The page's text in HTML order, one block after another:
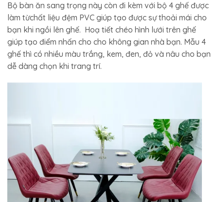
Bộ bàn ăn sang trọng này còn đi kèm với bộ 4 ghế được
làm từchất liệu đệm PVC giúp tạo được sự thoải mái cho
bạn khi ngồi lên ghế. Hoạ tiết chéo hình lưới trên ghế
giúp tạo điểm nhấn cho cho không gian nhà bạn. Mẫu 4
ghế thì có nhiều màu trắng, kem, đen, đỏ và nâu cho bạn
dễ dàng chọn khi trang trí.